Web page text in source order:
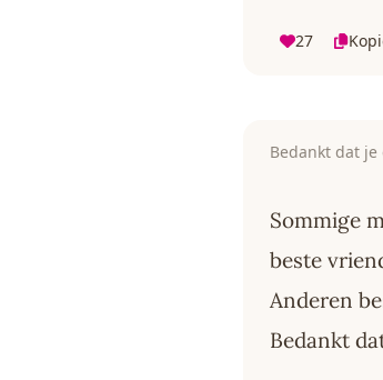
27
Bedankt dat
Sommige
beste
Anderen
Bedankt